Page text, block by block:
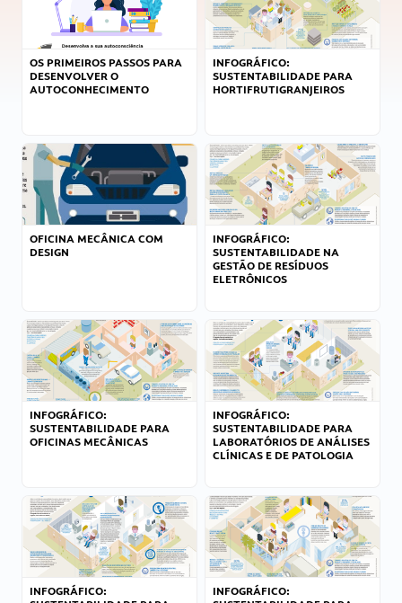
OS PRIMEIROS PASSOS PARA
DESENVOLVER O
AUTOCONHECIMENTO
INFOGRÁFICO:
SUSTENTABILIDADE PARA
HORTIFRUTIGRANJEIROS
OFICINA MECÂNICA COM
DESIGN
INFOGRÁFICO:
SUSTENTABILIDADE NA
GESTÃO DE RESÍDUOS
ELETRÔNICOS
INFOGRÁFICO:
SUSTENTABILIDADE PARA
OFICINAS MECÂNICAS
INFOGRÁFICO:
SUSTENTABILIDADE PARA
LABORATÓRIOS DE ANÁLISES
CLÍNICAS E DE PATOLOGIA
INFOGRÁFICO:
INFOGRÁFICO: